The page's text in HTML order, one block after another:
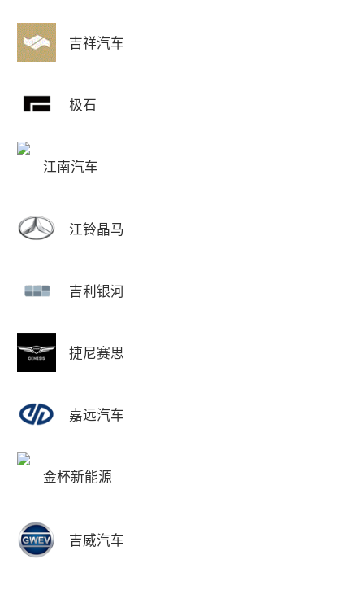
吉祥汽车
极石
江南汽车
江铃晶马
吉利银河
捷尼赛思
嘉远汽车
金杯新能源
吉威汽车